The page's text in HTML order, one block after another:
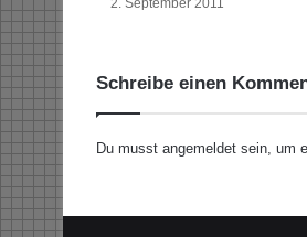
b
i
a
2. September 2011
Schreibe einen
Du musst angemeldet sein, um